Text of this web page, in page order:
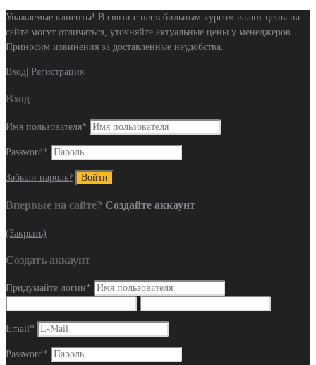
Уважаемые клиенты! В связи с нестабильным курсом валют цены на
сайте могут отличаться, уточняйте актуальные цены у менеджеров.
Приносим извинения за доставленные неудобства.
Вход Регистрация
Вход
Имя пользователя*
Password *
Забыли пароль?
Впервые на сайте? Создайте аккаунт
(Закрыть)
Создать аккаунт
Придумайте логин*
Email*
Password*